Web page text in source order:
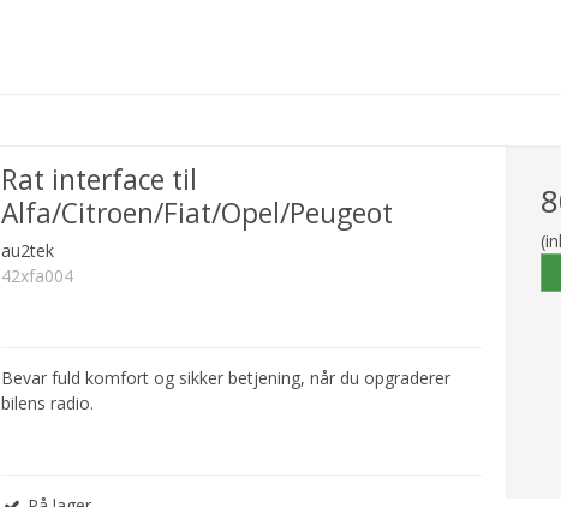
Rat interface til
Alfa/Citroen/Fiat/Opel/Peugeot
au2tek
42xfa004
Bevar fuld komfort og sikker betjening, når du opgraderer
bilens radio.